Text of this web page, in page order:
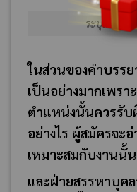
ระบุลักษณะ
ในส่วนของคำบรร
เป็นอย่างมากเพรา
ตำแหน่งนั้นควรรั
อย่างไร ผู้สมัครจะ
เหมาะสมกับงานนั้
และฝ่ายสรรหาบุค